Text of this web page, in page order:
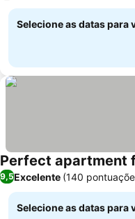
Selecione as datas para
Perfect apartment
9,5Excelente (140
Selecione as datas para